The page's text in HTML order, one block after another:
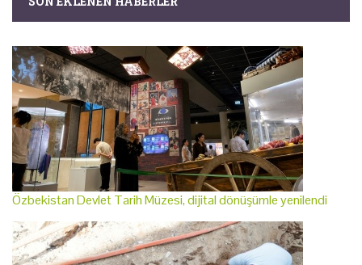
Özbekistan Devlet Tarih Müzesi, dijital dönüşümle yenilendi